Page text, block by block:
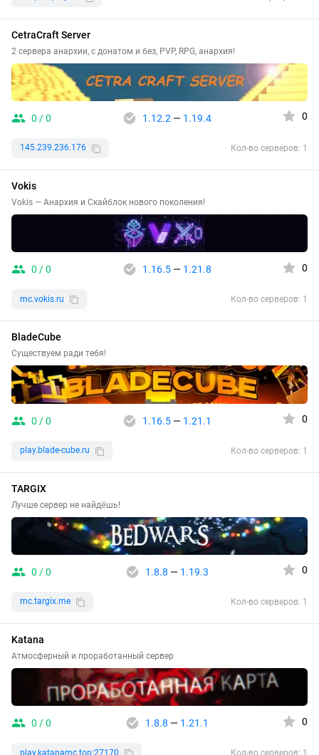
CetraCraft Server
2 сервера анархии, с донатом и без, PVP, RPG, анархия!
0 / 0 1.12.2 — 1.19.4 0
145.239.236.176 Кол-во серверов: 1
Vokis
Vokis — Анархия и Скайблок нового поколения!
0 / 0 1.16.5— 1.21.8 0
mc.vokis.ru Кол-во серверов: 1
BladeCube
Существуем ради тебя!
0 / 0 1.16.5— 1.21.1 0
play.blade-cube.ru Кол-во серверов: 1
TARGIX
Лучше сервер не найдёшь!
0 / 0 1.8.8 — 1.19.3 0
mc.targix.me Кол-во серверов: 1
Katana
Атмосферный и проработанный сервер
0 / 0 1.8.8 — 1.21.1 0
play.katanamc.top:27170